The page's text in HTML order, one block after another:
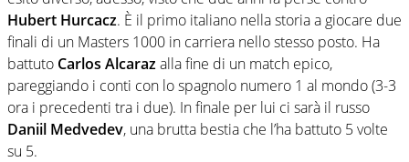
Hubert Hurcacz. È il primo italiano nella storia a giocare due
finali di un Masters 1000 in carriera nello stesso posto. Ha
battuto Carlos Alcarazalla fine di un match epico,
pareggiando i conti con lo spagnolo numero 1 al mondo (3-3
ora i precedenti tra i due). In finale per lui ci sarà il russo
Daniil Medvedev, una brutta bestia che l’ha battuto 5 volte
su 5.